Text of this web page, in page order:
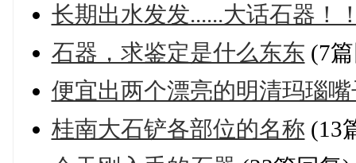
长期出水发发......大话石器！
石器，求鉴定是什么东东 (7
便宜出两个漂亮的明清玛瑙
桂南大石铲各部位的名称 (13